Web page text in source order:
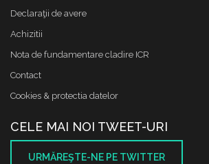
Declaraţii de avere
Achizitii
Nota de fundamentare cladire ICR
Contact
Cookies & protectia datelor
CELE MAI NOI TWEET-URI
URMĂREŞTE-NE PE TWITTER